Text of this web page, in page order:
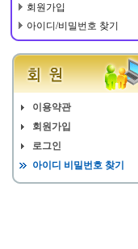
편의시설
회원가입
아이디/비밀번호 찾기
이용약관
회원가입
로그인
아이디 비밀번호 찾기